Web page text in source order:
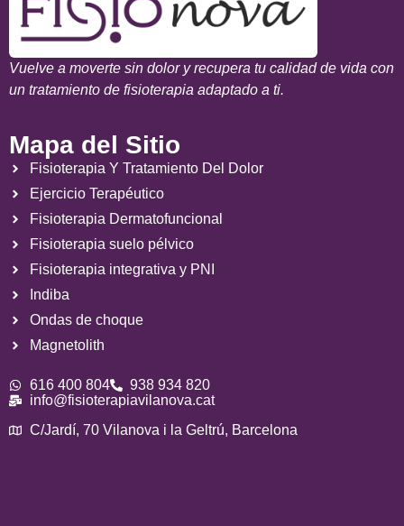
Vuelve a moverte sin dolor y recupera tu calidad de vida con
un tratamiento de fisioterapia adaptado a ti.
Mapa del Sitio
Fisioterapia Y Tratamiento Del Dolor
Ejercicio Terapéutico
Fisioterapia Dermatofuncional
Fisioterapia suelo pélvico
Fisioterapia integrativa y PNI
Indiba
Ondas de choque
Magnetolith
616 400 804
938 934 820
info@fisioterapiavilanova.cat
C/Jardí, 70 Vilanova i la Geltrú, Barcelona